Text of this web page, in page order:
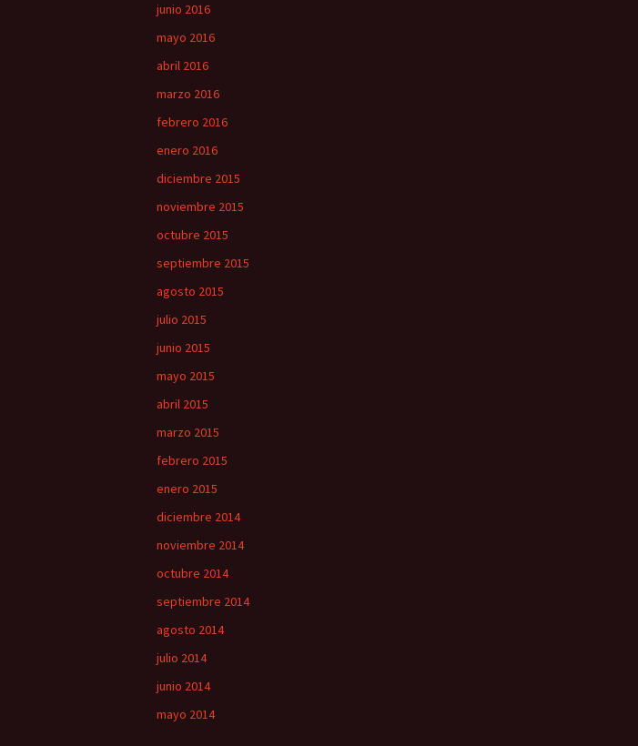
junio 2016
mayo 2016
abril 2016
marzo 2016
febrero 2016
enero 2016
diciembre 2015
noviembre 2015
octubre 2015
septiembre 2015
agosto 2015
julio 2015
junio 2015
mayo 2015
abril 2015
marzo 2015
febrero 2015
enero 2015
diciembre 2014
noviembre 2014
octubre 2014
septiembre 2014
agosto 2014
julio 2014
junio 2014
mayo 2014